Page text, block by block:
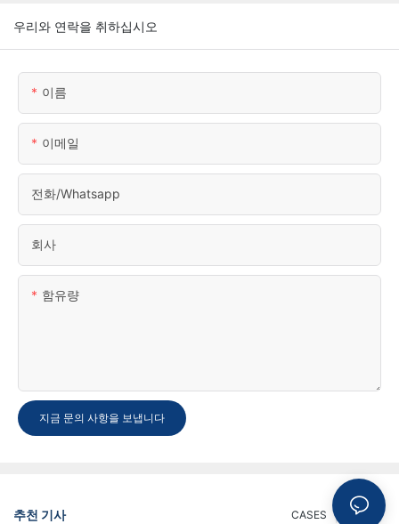
우리와 연락을 취하십시오
이름
이메일
전화/whatsapp
회사
함유량
지금 문의 사항을 보냅니다
추천 기사 NEWS
CASES